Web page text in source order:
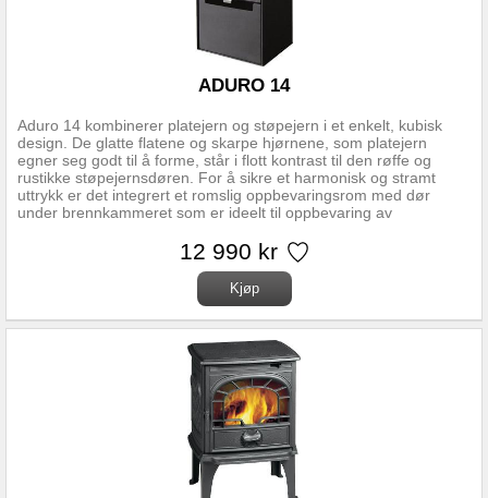
Aduro 14 kombinerer platejern og støpejern i et enkelt, kubisk
design. De glatte flatene og skarpe hjørnene, som platejern
egner seg godt til å forme, står i flott kontrast til den røffe og
rustikke støpejernsdøren. For å sikre et harmonisk og stramt
uttrykk er det integrert et romslig oppbevaringsrom med dør
under brennkammeret som er ideelt til oppbevaring av
enkle betjening og gode forbrenning. Effekt: Nominell effekt 6,5
kW Driftsområde 3-9 kW Oppvarmningsareal 30-140 m2 Mål:
Røykrør diameter topp Ø150 mm Mål (HxBxD) 90 x 51,1 x 37 cm
Avstand fra senter røykstuss til bakkant av ovn 18,5 cm Høyde
røkstuss over gulv 88,5 cm Brennkammerbredde 38 cm
Vedlengde maks 37 cm Vekt 85 kg Avstand til brennbart
materiale: Bak 7 cm Til siden 25 cm Møbleringsavstand 100 cm
Hjørnemontering 8 cm Avstand til brannmur:15 cm til siden/ 5 cm
ADURO 14
12 990 kr